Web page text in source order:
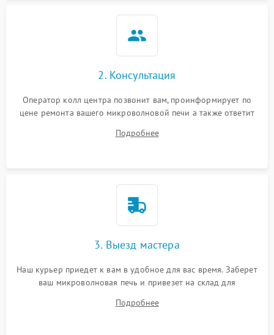
1000 ₽
2. Консультация
Оператор колл центра позвонит вам, проинформирует по
цене ремонта вашего микроволновой печи а также ответит
Подробнее
3. Выезд мастера
Наш курьер приедет к вам в удобное для вас время. Заберет
ваш микроволновая печь и привезет на склад для
Подробнее